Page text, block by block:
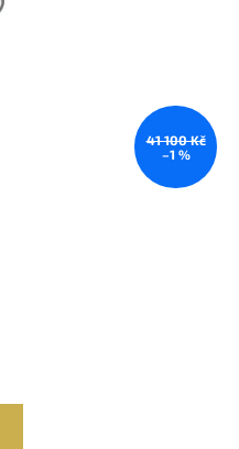
41 100 Kč
–1 %